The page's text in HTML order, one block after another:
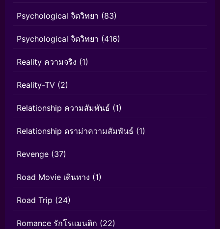
Psychological จิตวิทยา (83)
Psychological จิตวิทยา (416)
Reality ความจริง (1)
Reality-TV (2)
Relationship ความสัมพันธ์ (1)
Relationship ดราม่าความสัมพันธ์ (1)
Revenge (37)
Road Movie เดินทาง (1)
Road Trip (24)
Romance รักโรแมนติก (22)